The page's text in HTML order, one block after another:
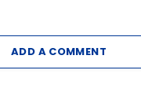
ADD A COMMENT